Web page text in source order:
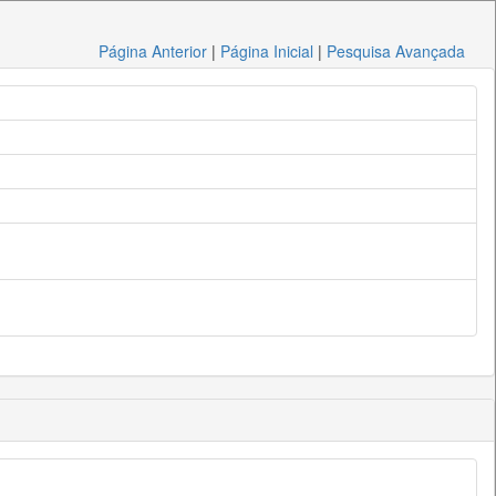
Página Anterior | Página Inicial | Pesquisa Avançada